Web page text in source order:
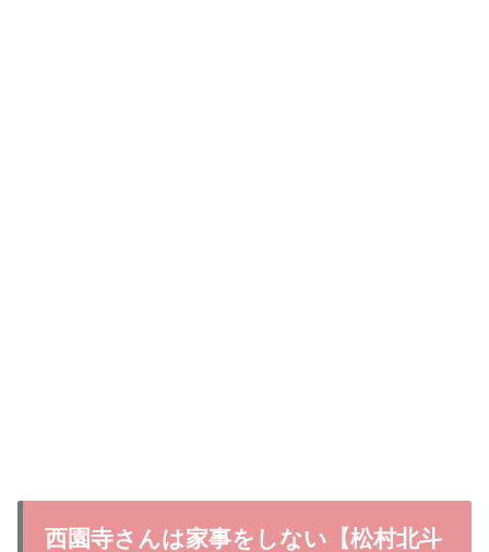
西園寺さんは家事をしない【松村北斗